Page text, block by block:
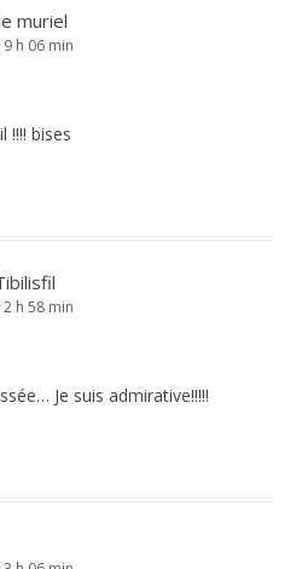
muriel
h 06 min
!!!! bises
h 58 min
Je suis admirative!!!!!